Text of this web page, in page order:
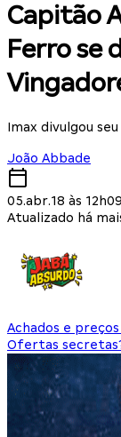
Capitão
Ferro se
Imax divulgou
João Abbade
05.abr.18 às 12h09
Atualizado há
Achados e
Ofertas